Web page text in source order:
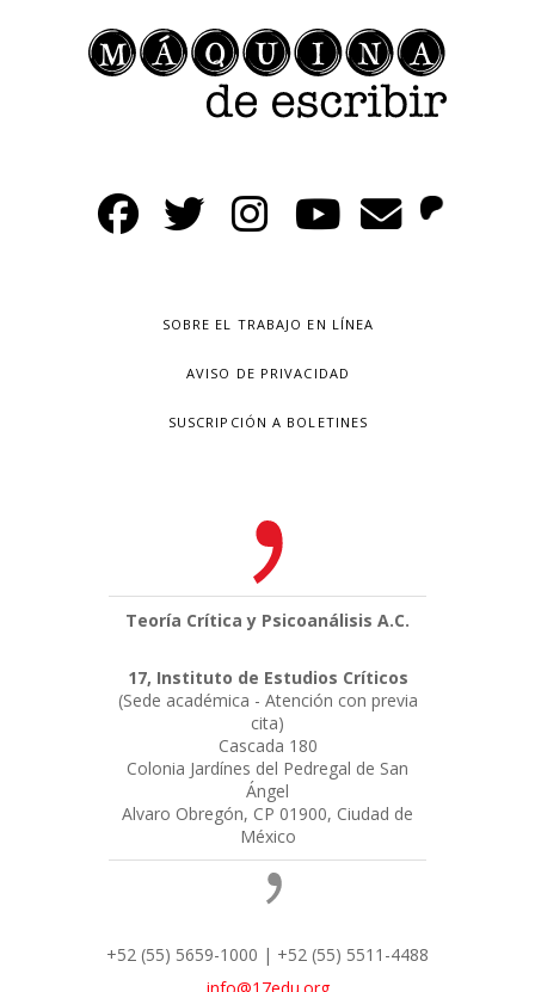
SOBRE EL TRABAJO EN LÍNEA
AVISO DE PRIVACIDAD
SUSCRIPCIÓN A BOLETINES
Teoría Crítica y Psicoanálisis A.C.
17, Instituto de Estudios Críticos
(Sede académica - Atención con previa
cita)
Cascada 180
Colonia Jardínes del Pedregal de San
Ángel
Alvaro Obregón, CP 01900, Ciudad de
México
+52 (55) 5659-1000 | +52 (55) 5511-4488